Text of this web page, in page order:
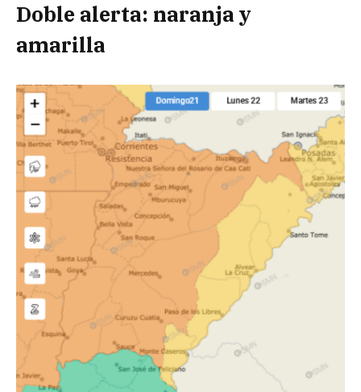
Doble alerta: naranja y
amarilla